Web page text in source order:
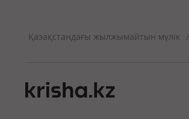
Қазақстандағы жылжымайтын мүлік /